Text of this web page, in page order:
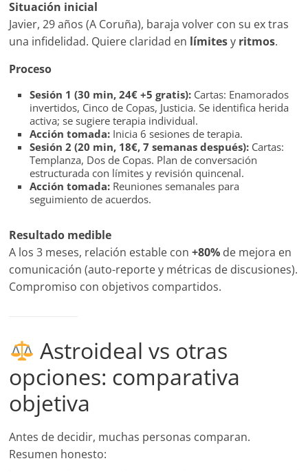
Situación inicial
Javier, 29 años (A Coruña), baraja volver con su ex tras
una infidelidad. Quiere claridad en límitesy ritmos.
Proceso
Sesión 1 (30 min, 24€ +5 gratis): Cartas: Enamorados
invertidos, Cinco de Copas, Justicia. Se identifica herida
activa; se sugiere terapia individual.
Acción tomada: Inicia 6 sesiones de terapia.
Sesión 2 (20 min, 18€, 7 semanas después): Cartas:
Templanza, Dos de Copas. Plan de conversación
estructurada con límites y revisión quincenal.
Acción tomada: Reuniones semanales para
seguimiento de acuerdos.
Resultado medible
A los 3 meses, relación estable con+80% de mejora en
comunicación (auto-reporte y métricas de discusiones).
Compromiso con objetivos compartidos.
Astroideal vs otras
opciones: comparativa
objetiva
Antes de decidir, muchas personas comparan.
Resumen honesto: